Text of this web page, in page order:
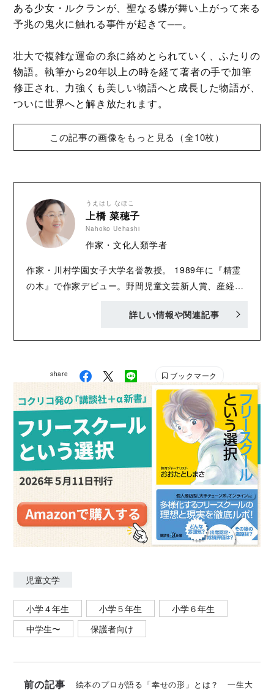
ある少女・ルクランが、聖なる蝶が舞い上がって来る
予兆の鬼火に触れる事件が起きて──。
壮大で複雑な運命の糸に絡めとられていく、ふたりの
物語。執筆から20年以上の時を経て著者の手で加筆
修正され、力強くも美しい物語へと成長した物語が、
ついに世界へと解き放たれます。
この記事の画像をもっと見る（全10枚）
うえはし なほこ
上橋 菜穂子
Nahoko Uehashi
作家・文化人類学者
作家・川村学園女子大学名誉教授。 1989年に『精霊
の木』で作家デビュー。野間児童文芸新人賞、産経児
の守り人』を始めとする「守り人」シリーズ、野間児
書多数。2009年に英語版『精霊の守り人』で米国図書
館協会バチェルダー賞を受賞。2014年に「児童文学の
ノーベル賞」といわれる国際アンデルセン賞作家賞を
受賞。2020年に英語版『獣の奏者』で米国図書館協会
マイケル・L・プリンツ賞オナー、バチェルダー賞オ
ナーに選出。2023年に「守り人」シリーズで吉川英治
文庫賞を受賞。2024年に菊池寛賞を受賞。
詳しい情報や関連記事
share ブックマーク
児童文学
小学４年生 小学５年生
小学６年生
中学生〜
保護者向け
前の記事
絵本のプロが語る「幸せの形」とは？ 一生大